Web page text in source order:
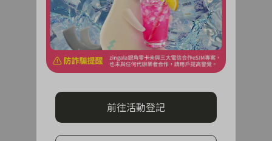
相揪好友拿獎金
邀請好友加入銀角零卡！
完成任務賺獎金
前往活動登記